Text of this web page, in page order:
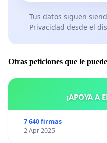
Tus datos siguen
Privacidad desde el
Otras peticiones que le
¡APOYA A
7 640 firmas
2 Apr 2025